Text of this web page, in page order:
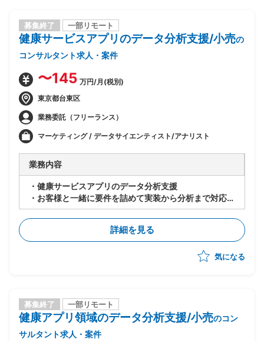
募集終了 一部リモート
健康サービスアプリのデータ分析支援/小売の
コンサルタント求人・案件
〜145 万円/月(税別)
東京都台東区
業務委託（フリーランス）
マーケティング / データサイエンティスト/アナリスト
業務内容
・健康サービスアプリのデータ分析支援
・お客様と一緒に要件を詰めて実装から分析まで対応
-ユーザに関わる分析(顧客属性、商品情報、Comado
利用履歴)
-事業貢献に関わる分析(1の分析に加え、当該顧客の
XB、解約に関わる分析)
-パーソナライズに関わる分析(機械学習を用いた高度
-Athena(SQL)に格納された顧客、業務データ
-Bigquery上のサービスログデータ
詳細を見る
気になる
募集終了 一部リモート
健康アプリ領域のデータ分析支援/小売のコン
サルタント求人・案件